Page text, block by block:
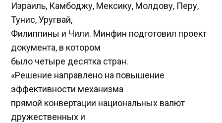
Израиль, Камбоджу, Мексику, Молдову, Перу,
Тунис, Уругвай,
Филиппины и Чили. Минфин подготовил проект
документа, в котором
было четыре десятка стран.
«Решение направлено на повышение
эффективности механизма
прямой конвертации национальных валют
дружественных и